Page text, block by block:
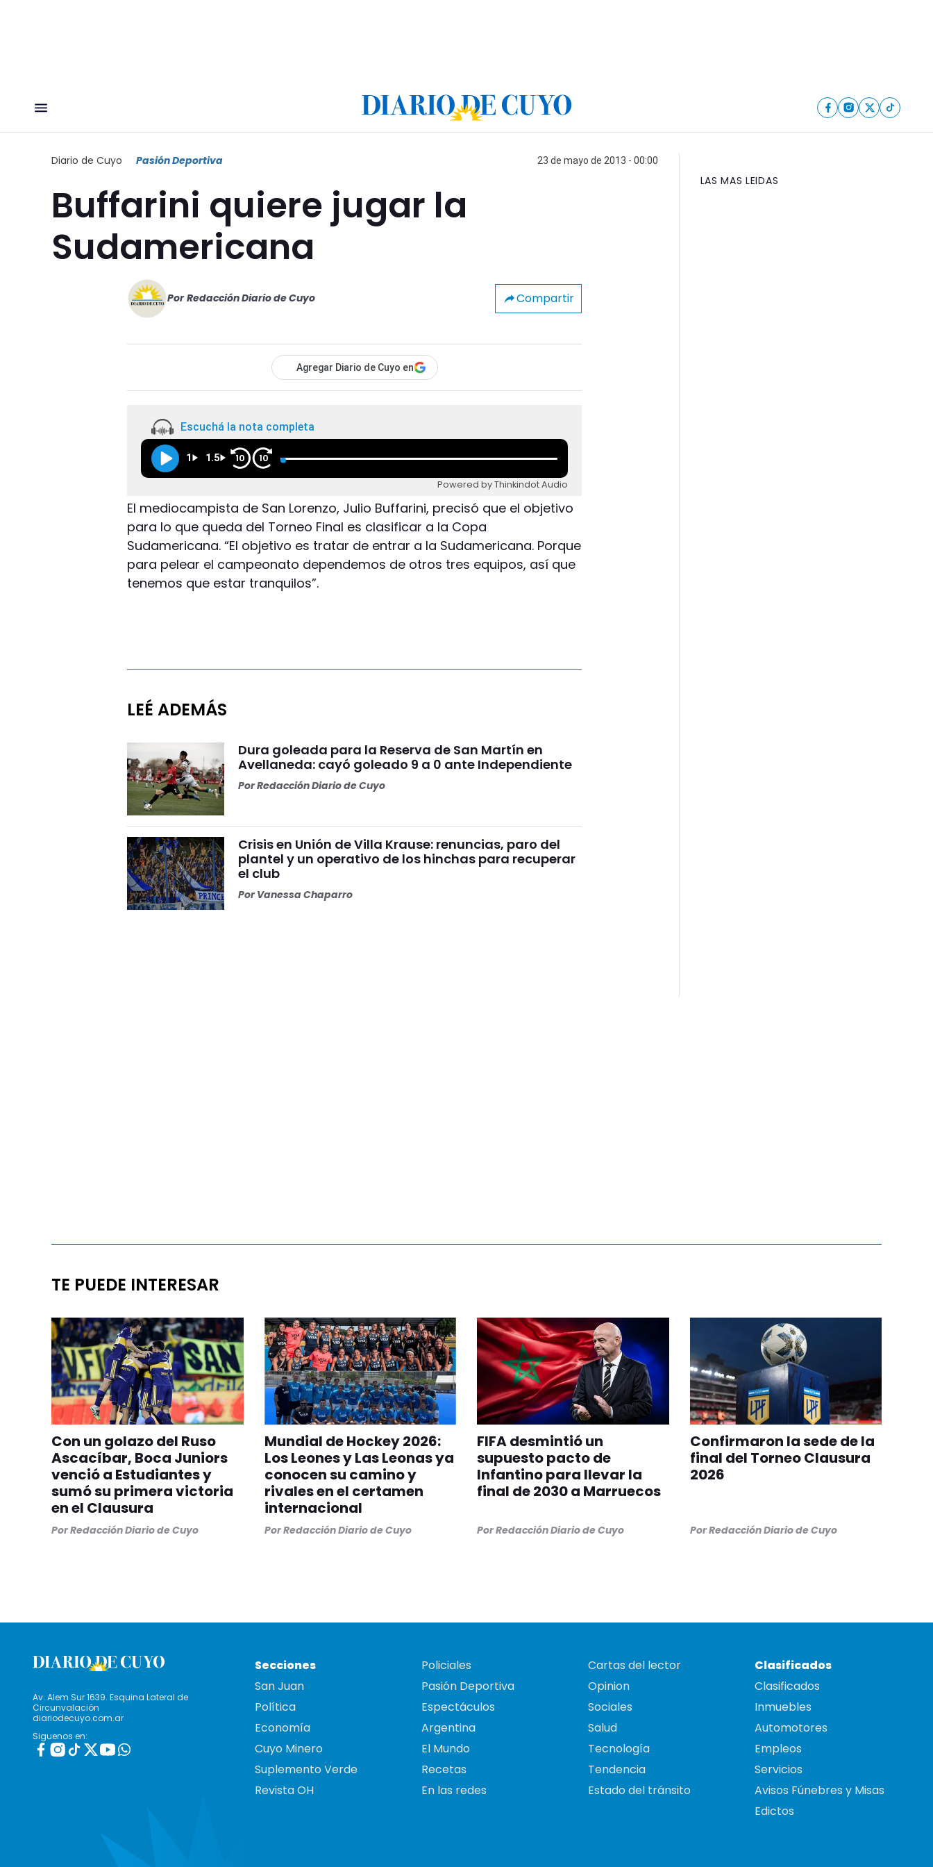
Diario de Cuyo Pasión Deportiva 23 de mayo de 2013 - 00:00
Buffarini quiere jugar la
Sudamericana
Por Redacción Diario de Cuyo Compartir
Agregar Diario de Cuyo en
Escuchá la nota completa
1 1.5 10 10
Powered by Thinkindot Audio
El mediocampista de San Lorenzo, Julio Buffarini, precisó que el objetivo
para lo que queda del Torneo Final es clasificar a la Copa
Sudamericana. “El objetivo es tratar de entrar a la Sudamericana. Porque
para pelear el campeonato dependemos de otros tres equipos, así que
tenemos que estar tranquilos”.
LEÉ ADEMÁS
Dura goleada para la Reserva de San Martín en
Avellaneda: cayó goleado 9 a 0 ante Independiente
PorRedacción Diario de Cuyo
Crisis en Unión de Villa Krause: renuncias, paro del
plantel y un operativo de los hinchas para recuperar
el club
PorVanessa Chaparro
LAS MAS LEIDAS
TE PUEDE INTERESAR
Con un golazo del Ruso
Ascacíbar, Boca Juniors
venció a Estudiantes y
sumó su primera victoria
en el Clausura
PorRedacción Diario de Cuyo
Mundial de Hockey 2026:
Los Leones y Las Leonas ya
conocen su camino y
rivales en el certamen
internacional
PorRedacción Diario de Cuyo
FIFA desmintió un
supuesto pacto de
Infantino para llevar la
final de 2030 a Marruecos
PorRedacción Diario de Cuyo
Confirmaron la sede de la
final del Torneo Clausura
2026
PorRedacción Diario de Cuyo
Av. Alem Sur 1639. Esquina Lateral de
Circunvalación
diariodecuyo.com.ar
Siguenos en:
Secciones
San Juan
Política
Economía
Cuyo Minero
Suplemento Verde
Revista OH
Policiales
Pasión Deportiva
Espectáculos
Argentina
El Mundo
Recetas
En las redes
Cartas del lector
Opinion
Sociales
Salud
Tecnología
Tendencia
Estado del tránsito
Clasificados
Clasificados
Inmuebles
Automotores
Empleos
Servicios
Avisos Fúnebres y Misas
Edictos